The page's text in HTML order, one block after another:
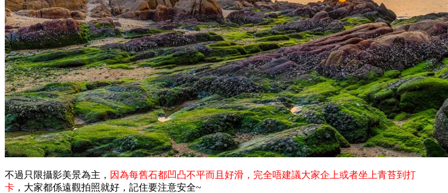
不過只限攝影美景為主， 因為每舊石都凹凸不平而且好滑，完全唔建議大家企上或者坐上青苔到打
卡 ，大家都係遠觀拍照就好，記住要注意安全~